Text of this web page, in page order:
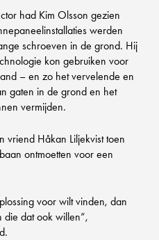
had Kim Olsson gezien
werden
schroeven in de grond. Hij
kon gebruiken voor
– en zo het vervelende en
gaten in de grond en het
vermijden.
vriend Håkan Liljekvist toen
ontmoetten voor een
voor wilt vinden, dan
die dat ook willen”,